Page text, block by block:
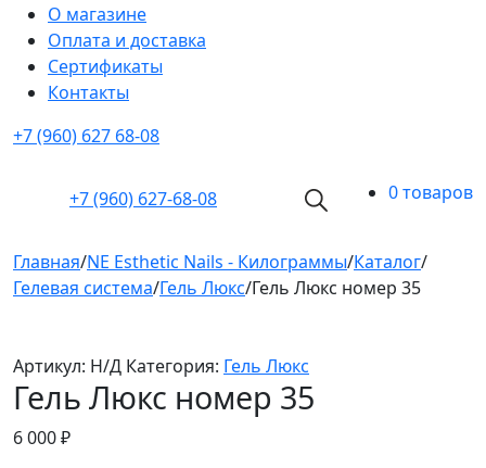
О магазине
Оплата и доставка
Cертификаты
Контакты
+7 (960) 627 68-08
+7 (960) 627-68-08 0 товаров
Главная/NE Esthetic Nails - Килограммы/Каталог/
Гелевая система/Гель Люкс/Гель Люкс номер 35
Артикул: Н/Д Категория: Гель Люкс
Гель Люкс номер 35
6 000₽